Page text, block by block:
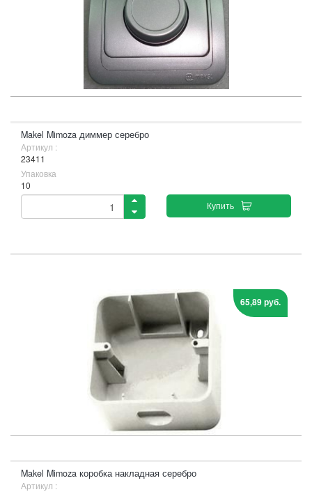
Makel Mimoza диммер серебро
Артикул :
23411
Упаковка
10
Купить
65,89 руб.
Makel Mimoza коробка накладная серебро
Артикул :